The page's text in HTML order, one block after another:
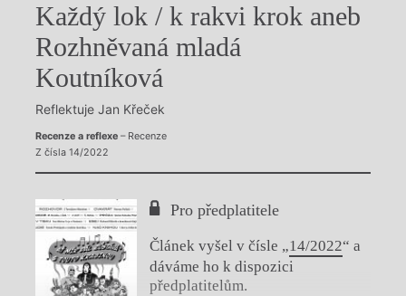
Výroční ceny
Každý lok / k rakvi krok aneb
Rozhněvaná mladá
Koutníková
Reflektuje Jan Křeček
Recenze a reflexe– Recenze
Z čísla 14/2022
Pro předplatitele
Článek vyšel v čísle „14/2022“ a
dáváme ho k dispozici
předplatitelům.